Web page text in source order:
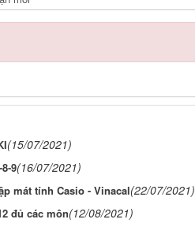
(15/07/2021)
9(16/07/2021)
mát tính Casio - Vinacal(22/07/2021)
đủ các môn(12/08/2021)